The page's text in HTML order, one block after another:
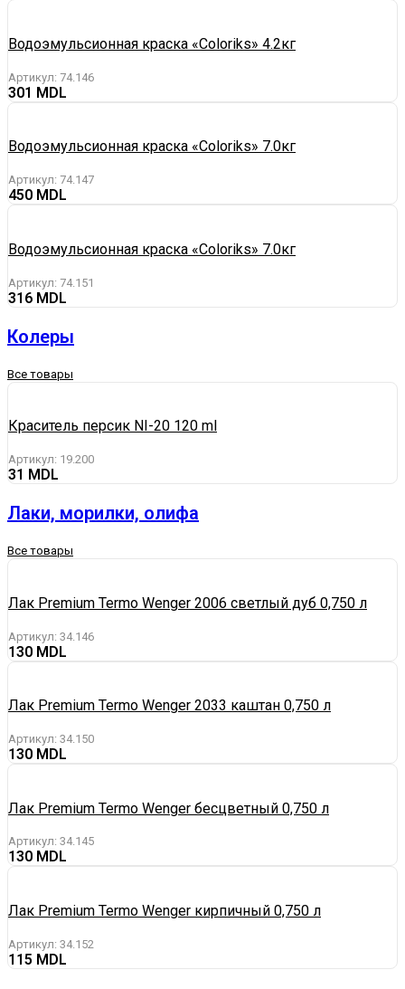
Водоэмульсионная краска «Coloriks» 4.2кг
Артикул: 74.146
301
Водоэмульсионная краска «Coloriks» 7.0кг
Артикул: 74.147
450
Водоэмульсионная краска «Coloriks» 7.0кг
Артикул: 74.151
316
Колеры
Все товары
Краситель персик NI-20 120 ml
Артикул: 19.200
31
Лаки, морилки, олифа
Все товары
Лак Premium Termo Wenger 2006 светлый дуб 0,750 л
Артикул: 34.146
130
Лак Premium Termo Wenger 2033 каштан 0,750 л
Артикул: 34.150
130
Лак Premium Termo Wenger бесцветный 0,750 л
Артикул: 34.145
130
Лак Premium Termo Wenger кирпичный 0,750 л
Артикул: 34.152
115